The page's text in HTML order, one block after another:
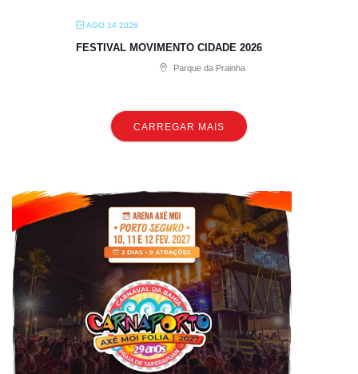
AGO 14 2026
FESTIVAL MOVIMENTO CIDADE 2026
Parque da Prainha
CARREGAR MAIS